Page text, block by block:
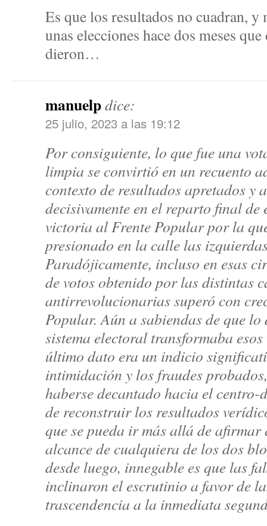
Es que los resultados no cuadran,
unas elecciones hace dos meses
dieron…
manuelpdice:
25 julio, 2023 a las 19:12
Por consiguiente, lo que fue una
limpia se convirtió en un recuento
contexto de resultados apretados y
decisivamente en el reparto final de
victoria al Frente Popular por la
presionado en la calle las
Paradójicamente, incluso en esas
de votos obtenido por las distintas
antirrevolucionarias superó con
Popular. Aún a sabiendas de que lo
sistema electoral transformaba esos
último dato era un indicio
intimidación y los fraudes
haberse decantado hacia el
de reconstruir los resultados
que se pueda ir más allá de
alcance de cualquiera de los dos
desde luego, innegable es que las
inclinaron el escrutinio a favor de
trascendencia a la inmediata